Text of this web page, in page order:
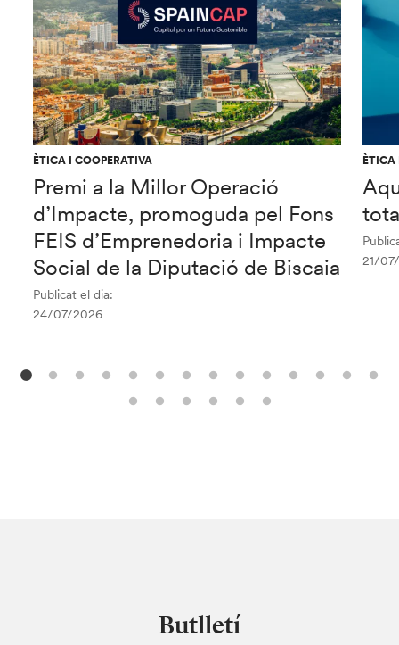
ÈTICA I COOPERATIVA
Premi a la Millor Operació
d’Impacte, promoguda pel Fons
FEIS d’Emprenedoria i Impacte
Social de la Diputació de Biscaia
Publicat el dia:
24/07/2026
ÈTICA
21/
Butlletí